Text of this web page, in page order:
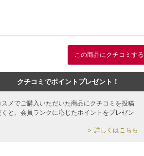
この商品にクチコミする
クチコミでポイントプレゼント！
スメでご購入いただいた商品にクチコミを投稿
くと、会員ランクに応じたポイントをプレゼン
詳しくはこちら